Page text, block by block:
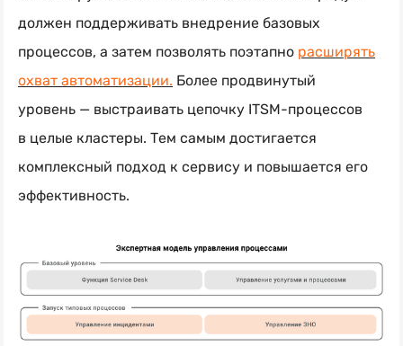
должен поддерживать внедрение базовых
процессов, а затем позволять поэтапно расширять
охват автоматизации. Более продвинутый
уровень — выстраивать цепочку ITSM-процессов
в целые кластеры. Тем самым достигается
комплексный подход к сервису и повышается его
эффективность.